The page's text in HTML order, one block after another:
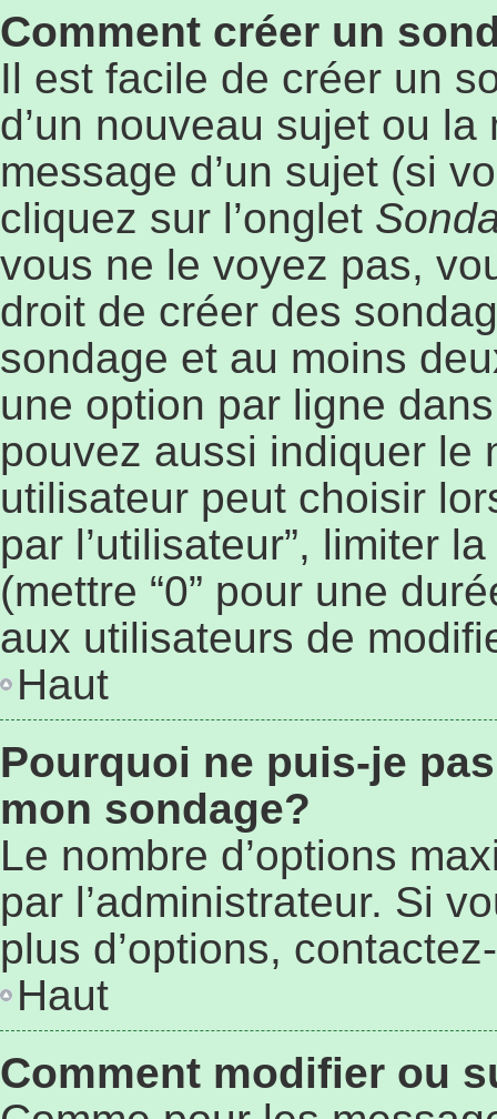
Comment créer un
Il est facile de créer un
d’un nouveau sujet ou
message d’un sujet (si
cliquez sur l’onglet
vous ne le voyez pas,
droit de créer des
sondage et au moins
une option par ligne
pouvez aussi indiquer le
utilisateur peut choisir
par l’utilisateur”, limiter
(mettre “0” pour une
aux utilisateurs de
Haut
Pourquoi ne puis-je
mon sondage?
Le nombre d’options
par l’administrateur. Si
plus d’options,
Haut
Comment modifier ou